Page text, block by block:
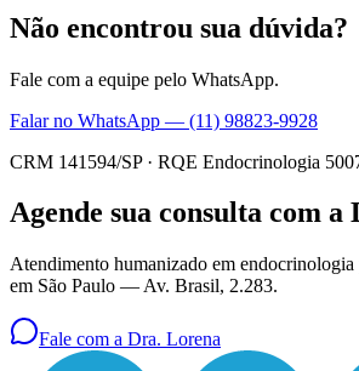
Não encontrou sua dúvida?
Fale com a equipe pelo WhatsApp.
Falar no WhatsApp — (11) 98823-9928
CRM 141594/SP· RQE Endocrinologia
Agende sua consulta com
Atendimento humanizado em endocrinologia
em São Paulo — Av. Brasil, 2.283.
Fale com a Dra. Lorena